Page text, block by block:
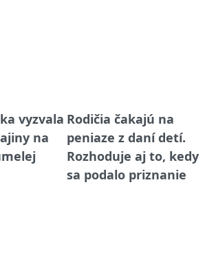
vyzvala
na
Rodičia čakajú na
peniaze z daní detí.
Rozhoduje aj to, kedy
sa podalo priznanie